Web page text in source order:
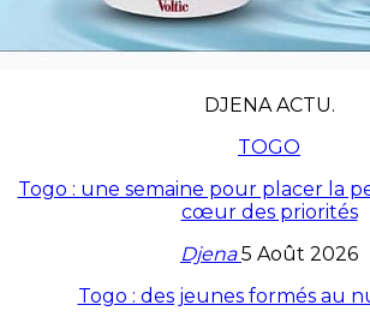
DJENA ACTU.
TOGO
Togo : une semaine pour placer la
cœur des priorités
Djena5 Août 2026
Togo : des jeunes formés au